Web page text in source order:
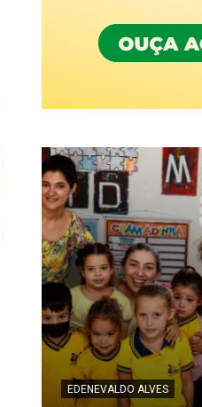
EDENEVALDO ALVES